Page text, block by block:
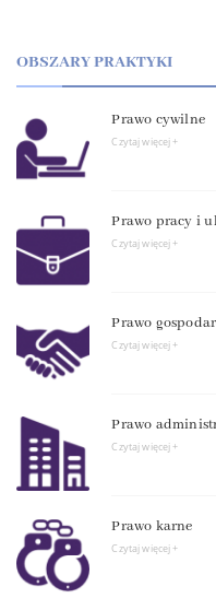
OBSZARY PRAKTYKI
Prawo cywilne
Czytaj więcej +
Prawo pracy i
Czytaj więcej +
Prawo
Czytaj więcej +
Prawo
Czytaj więcej +
Prawo karne
Czytaj więcej +